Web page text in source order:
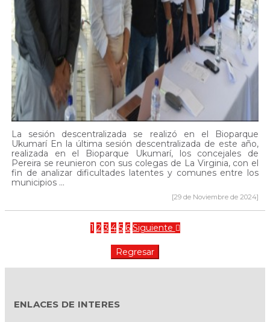
La sesión descentralizada se realizó en el Bioparque
Ukumarí En la última sesión descentralizada de este año,
realizada en el Bioparque Ukumarí, los concejales de
Pereira se reunieron con sus colegas de La Virginia, con el
fin de analizar dificultades latentes y comunes entre los
municipios ...
[29 de Noviembre de 2024]
1 2 3 4 5 6 Siguiente
ENLACES DE INTERES